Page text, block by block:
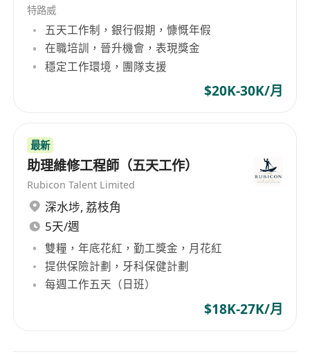
特路威
五天工作制，銀行假期，慷慨年假
在職培訓，晉升機會，表現獎金
穩定工作環境，團隊支援
$20K-30K/月
最新
助理維修工程師（五天工作）
Rubicon Talent Limited
深水埗, 荔枝角
5天/週
雙糧，年底花紅，勤工獎金，月花紅
提供保險計劃，牙科保健計劃
每週工作五天（日班）
$18K-27K/月